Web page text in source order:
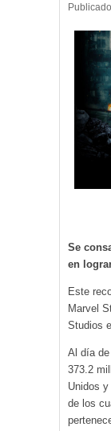
Se
en
Este
Marvel
Studios
Al día
373.2
Unidos
de los